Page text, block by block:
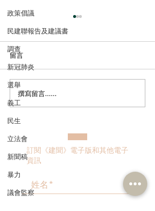
政策倡議
民建聯報告及建議書
調查
新冠肺炎
選舉
義工
民生
立法會
新聞稿
暴力
議會監察
姚銘回應洪水橋片區接兩
標書
留言
撰寫留言......
訂閱《建聞》電子版和其他電子
資訊